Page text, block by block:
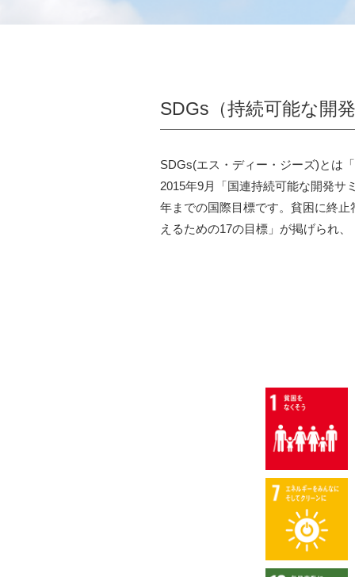
SDGs（持続可能な開
SDGs(エス・ディー・ジーズ)とは
2015年9月「国連持続可能な開発サ
年までの国際目標です。貧困に終
えるための17の目標」が掲げられ